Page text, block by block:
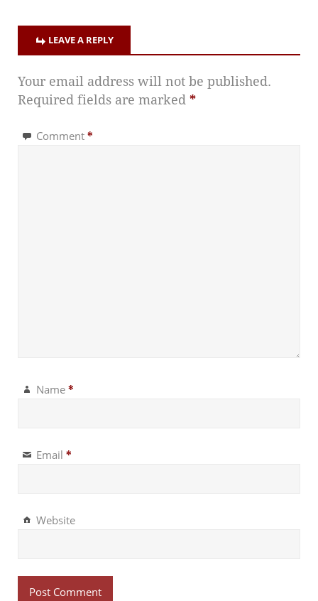
LEAVE A REPLY
Your email address will not be published.
Required fields are marked *
Comment *
Name *
Email *
Website